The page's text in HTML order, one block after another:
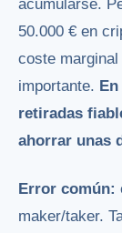
acumularse.
50.000 € en
coste
importante.
retiradas
ahorrar unas
Error común:
maker/taker.